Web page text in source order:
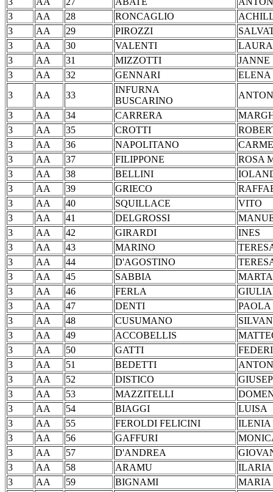
3
AA 28 RONCAGLIO
3
AA 29 PIROZZI
3
AA 30 VALENTI
3
AA 31 MIZZOTTI
3
AA 32 GENNARI
3
AA 33
INFURNA
BUSCARINO
3
AA 34 CARRERA
3
AA 35 CROTTI
3
AA 36 NAPOLITANO
3
AA 37 FILIPPONE
3
AA 38 BELLINI
3
AA 39 GRIECO
3
AA 40 SQUILLACE
3
AA 41 DELGROSSI
3
AA 42 GIRARDI
3
AA 43 MARINO
3
AA 44 D'AGOSTINO
3
AA 45 SABBIA
3
AA 46 FERLA
3
AA 47 DENTI
3
AA 48 CUSUMANO
3
AA 49 ACCOBELLIS
3
AA 50 GATTI
3
AA 51 BEDETTI
3
AA 52 DISTICO
3
AA 53 MAZZITELLI
3
AA 54 BIAGGI
3
AA 55 FEROLDI FELICINI
3
AA 56 GAFFURI
3
AA 57 D'ANDREA
3
AA 58 ARAMU
3
AA 59 BIGNAMI